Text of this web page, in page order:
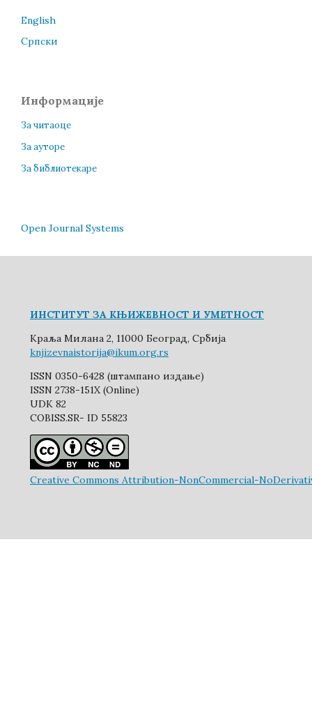
English
Cрпски
Информације
За читаоце
За ауторе
За библиотекаре
Open Journal Systems
ИНСТИТУТ ЗА КЊИЖЕВНОСТ И УМЕТНОСТ
Краља Милана 2, 11000 Београд, Србија
knjizevnaistorija@ikum.org.rs
ISSN 0350-6428 (штампано издање)
ISSN 2738-151X (Online)
UDK 82
COBISS.SR- ID 55823
Creative Commons Attribution-NonCommercial-